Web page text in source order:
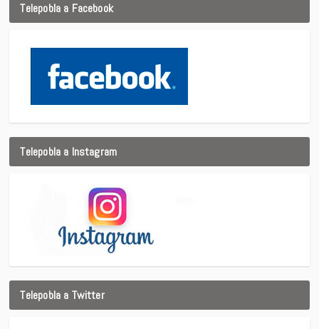
Telepobla a Facebook
Telepobla a Instagram
Telepobla a Twitter